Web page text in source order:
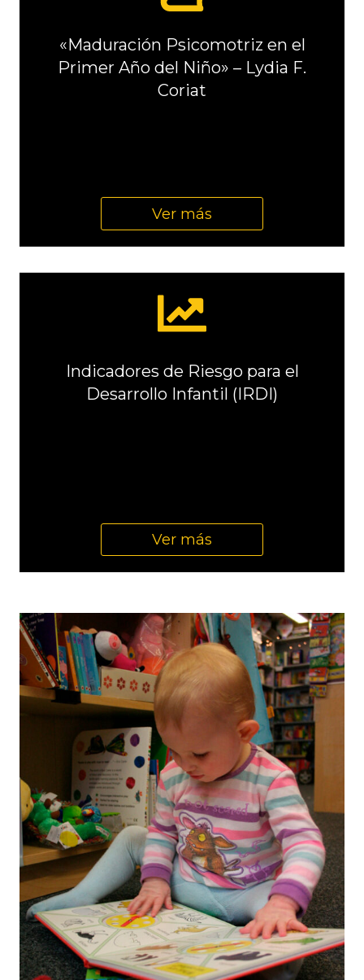
«Maduración Psicomotriz en el
Primer Año del Niño» – Lydia F.
Coriat
Ver más
Indicadores de Riesgo para el
Desarrollo Infantil (IRDI)
Ver más